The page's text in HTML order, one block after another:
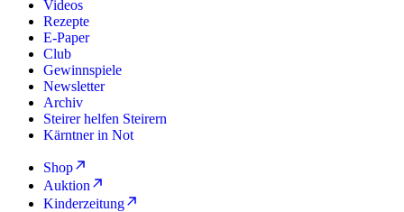
Videos
Rezepte
E-Paper
Club
Gewinnspiele
Newsletter
Archiv
Steirer helfen Steirern
Kärntner in Not
Shop
Auktion
Kinderzeitung